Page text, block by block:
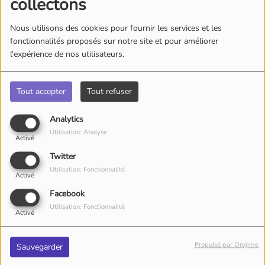
collectons
Nous utilisons des cookies pour fournir les services et les
fonctionnalités proposés sur notre site et pour améliorer
l'expérience de nos utilisateurs.
Tout accepter Tout refuser
Analytics
Activé
Utilisation: Analyse
Twitter
Activé
Utilisation: Fonctionnalité
Facebook
Activé
Utilisation: Fonctionnalité
Sauvegarder Propulsé par Orejime
SAMEDI, DE 20:00 À 21:00
Animateur(s) de l’émission